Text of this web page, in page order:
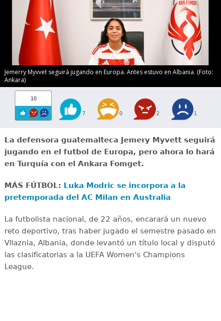
Jemerry Myvvet seguirá jugando en Europa. Antes estuvo en Albania. (Foto:
Ankara)
10
7 0 2 1
La defensora guatemalteca Jemery Myvett seguirá
jugando en el futbol de Europa, pero ahora lo hará
en Turquía con el Ankara Fomget.
MÁS FÚTBOL: Luka Modric se incorpora a la
pretemporada del AC Milan en Australia
La futbolista nacional, de 22 años, encarará un nuevo
reto deportivo, tras haber jugado el semestre pasado en
Vllaznia, Albania, donde levantó un título local y disputó
las clasificatorias a la UEFA Women's Champions
League.